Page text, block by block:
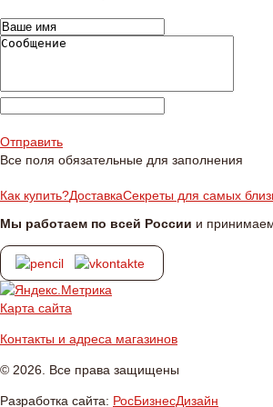
Отправить
Все поля обязательные для заполнения
Как купить?ДоставкаСекреты для самых
Мы работаем по всей России и
Карта сайта
Контакты и адреса магазинов
© 2026. Все права защищены
Разработка сайта: РосБизнесДизайн